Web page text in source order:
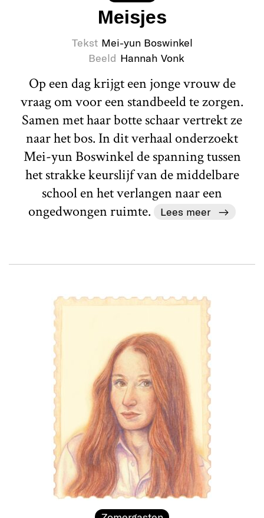
Meisjes
Tekst Mei-yun Boswinkel
Beeld Hannah Vonk
Op een dag krijgt een jonge vrouw de
vraag om voor een standbeeld te zorgen.
Samen met haar botte schaar vertrekt ze
naar het bos. In dit verhaal onderzoekt
Mei-yun Boswinkel de spanning tussen
het strakke keurslijf van de middelbare
school en het verlangen naar een
ongedwongen ruimte.
Lees meer